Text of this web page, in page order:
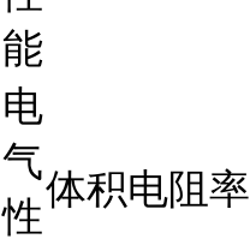
能
电
气
性
体积电阻率